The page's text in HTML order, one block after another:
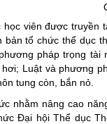
viên được truyền
bản tổ chức thể dục
pháp trọng
Luật và phương
tung còn, bắn nỏ.
nhằm nâng cao
Đại hội Thể dục